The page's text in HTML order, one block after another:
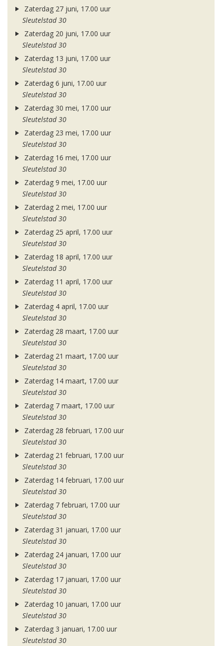
Zaterdag 27 juni, 17.00 uur
Sleutelstad 30
Zaterdag 20 juni, 17.00 uur
Sleutelstad 30
Zaterdag 13 juni, 17.00 uur
Sleutelstad 30
Zaterdag 6 juni, 17.00 uur
Sleutelstad 30
Zaterdag 30 mei, 17.00 uur
Sleutelstad 30
Zaterdag 23 mei, 17.00 uur
Sleutelstad 30
Zaterdag 16 mei, 17.00 uur
Sleutelstad 30
Zaterdag 9 mei, 17.00 uur
Sleutelstad 30
Zaterdag 2 mei, 17.00 uur
Sleutelstad 30
Zaterdag 25 april, 17.00 uur
Sleutelstad 30
Zaterdag 18 april, 17.00 uur
Sleutelstad 30
Zaterdag 11 april, 17.00 uur
Sleutelstad 30
Zaterdag 4 april, 17.00 uur
Sleutelstad 30
Zaterdag 28 maart, 17.00 uur
Sleutelstad 30
Zaterdag 21 maart, 17.00 uur
Sleutelstad 30
Zaterdag 14 maart, 17.00 uur
Sleutelstad 30
Zaterdag 7 maart, 17.00 uur
Sleutelstad 30
Zaterdag 28 februari, 17.00 uur
Sleutelstad 30
Zaterdag 21 februari, 17.00 uur
Sleutelstad 30
Zaterdag 14 februari, 17.00 uur
Sleutelstad 30
Zaterdag 7 februari, 17.00 uur
Sleutelstad 30
Zaterdag 31 januari, 17.00 uur
Sleutelstad 30
Zaterdag 24 januari, 17.00 uur
Sleutelstad 30
Zaterdag 17 januari, 17.00 uur
Sleutelstad 30
Zaterdag 10 januari, 17.00 uur
Sleutelstad 30
Zaterdag 3 januari, 17.00 uur
Sleutelstad 30